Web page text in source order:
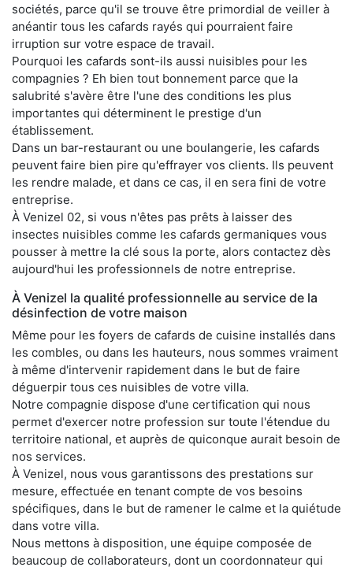
sociétés, parce qu'il se trouve être primordial de veiller à
anéantir tous les cafards rayés qui pourraient faire
irruption sur votre espace de travail.
Pourquoi les cafards sont-ils aussi nuisibles pour les
compagnies ? Eh bien tout bonnement parce que la
salubrité s'avère être l'une des conditions les plus
importantes qui déterminent le prestige d'un
établissement.
Dans un bar-restaurant ou une boulangerie, les cafards
peuvent faire bien pire qu'effrayer vos clients. Ils peuvent
les rendre malade, et dans ce cas, il en sera fini de votre
entreprise.
À Venizel 02, si vous n'êtes pas prêts à laisser des
insectes nuisibles comme les cafards germaniques vous
pousser à mettre la clé sous la porte, alors contactez dès
aujourd'hui les professionnels de notre entreprise.
À Venizel la qualité professionnelle au service de la
désinfection de votre maison
Même pour les foyers de cafards de cuisine installés dans
les combles, ou dans les hauteurs, nous sommes vraiment
à même d'intervenir rapidement dans le but de faire
déguerpir tous ces nuisibles de votre villa.
Notre compagnie dispose d'une certification qui nous
permet d'exercer notre profession sur toute l'étendue du
territoire national, et auprès de quiconque aurait besoin de
nos services.
À Venizel, nous vous garantissons des prestations sur
mesure, effectuée en tenant compte de vos besoins
spécifiques, dans le but de ramener le calme et la quiétude
dans votre villa.
Nous mettons à disposition, une équipe composée de
beaucoup de collaborateurs, dont un coordonnateur qui